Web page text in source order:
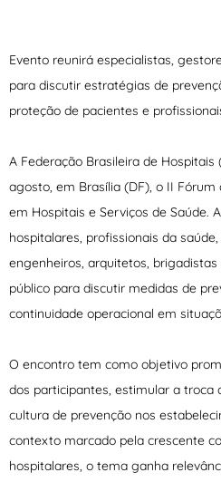
Evento reunirá especialistas,
para discutir estratégias de
proteção de pacientes e
A Federação Brasileira de Hospitais
agosto, em Brasília (DF), o II Fórum
em Hospitais e Serviços de Saúde.
hospitalares, profissionais da
engenheiros, arquitetos,
público para discutir medidas de
continuidade operacional em
O encontro tem como objetivo
dos participantes, estimular a troca
cultura de prevenção nos
contexto marcado pela crescente
hospitalares, o tema ganha